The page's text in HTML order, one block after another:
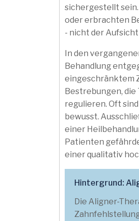
sichergestellt
oder erbrachten
- nicht der
In den
Behandlung
eingeschränktem
Bestrebungen,
regulieren. Oft
bewusst.
einer
Patienten
einer qualitativ
Hintergrund:
Die Aligner-